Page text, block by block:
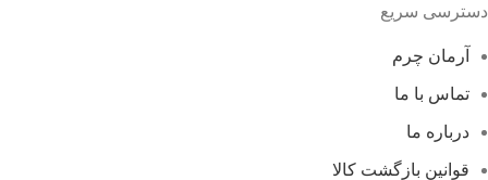
دسترسی سریع
آرمان چرم
تماس با ما
درباره ما
قوانین بازگشت کالا